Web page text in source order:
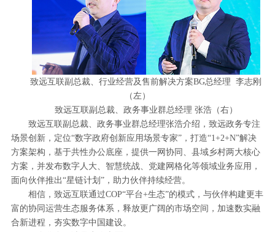
致远互联副总裁、行业经营及售前解决方案BG总经理 李志刚
（左）
致远互联副总裁、政务事业群总经理 张浩（右）
致远互联副总裁、政务事业群总经理张浩介绍，致远政务专注
场景创新，定位“数字政府创新应用场景专家”，打造“1+2+N”解决
方案架构，基于共性办公底座，提供一网协同、县域乡村两大核心
方案，并发布数字人大、智慧统战、党建网格化等领域业务应用，
面向伙伴推出“星链计划”，助力伙伴持续经营。
相信，致远互联通过COP“平台+生态”的模式，与伙伴构建更丰
富的协同运营生态服务体系，释放更广阔的市场空间，加速数实融
合新进程，夯实数字中国建设。